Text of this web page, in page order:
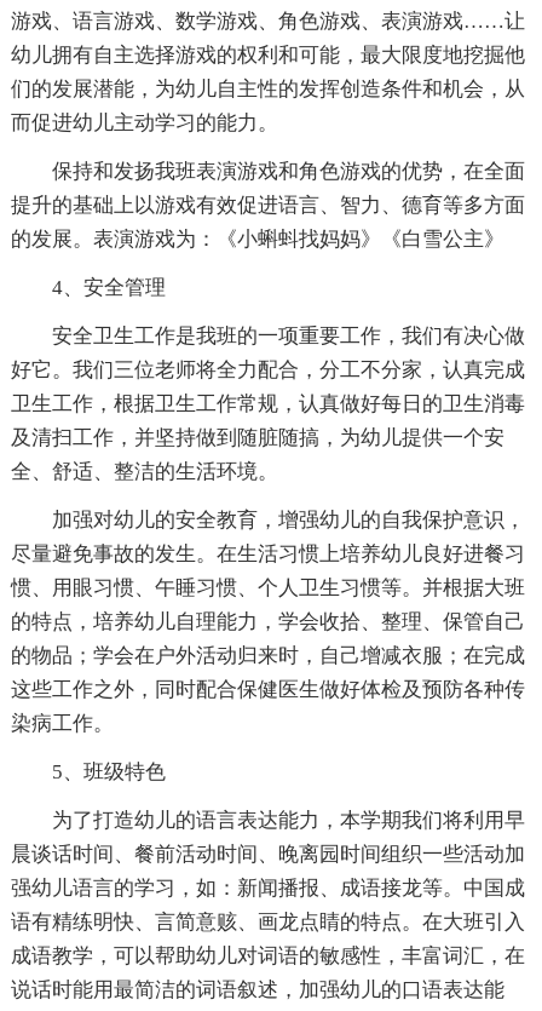
游戏、语言游戏、数学游戏、角色游戏、表演游戏……让
幼儿拥有自主选择游戏的权利和可能，最大限度地挖掘他
们的发展潜能，为幼儿自主性的发挥创造条件和机会，从
而促进幼儿主动学习的能力。
保持和发扬我班表演游戏和角色游戏的优势，在全面
提升的基础上以游戏有效促进语言、智力、德育等多方面
的发展。表演游戏为：《小蝌蚪找妈妈》《白雪公主》
4、安全管理
安全卫生工作是我班的一项重要工作，我们有决心做
好它。我们三位老师将全力配合，分工不分家，认真完成
卫生工作，根据卫生工作常规，认真做好每日的卫生消毒
及清扫工作，并坚持做到随脏随搞，为幼儿提供一个安
全、舒适、整洁的生活环境。
加强对幼儿的安全教育，增强幼儿的自我保护意识，
尽量避免事故的发生。在生活习惯上培养幼儿良好进餐习
惯、用眼习惯、午睡习惯、个人卫生习惯等。并根据大班
的特点，培养幼儿自理能力，学会收拾、整理、保管自己
的物品；学会在户外活动归来时，自己增减衣服；在完成
这些工作之外，同时配合保健医生做好体检及预防各种传
染病工作。
5、班级特色
为了打造幼儿的语言表达能力，本学期我们将利用早
晨谈话时间、餐前活动时间、晚离园时间组织一些活动加
强幼儿语言的学习，如：新闻播报、成语接龙等。中国成
语有精练明快、言简意赅、画龙点睛的特点。在大班引入
成语教学，可以帮助幼儿对词语的敏感性，丰富词汇，在
说话时能用最简洁的词语叙述，加强幼儿的口语表达能